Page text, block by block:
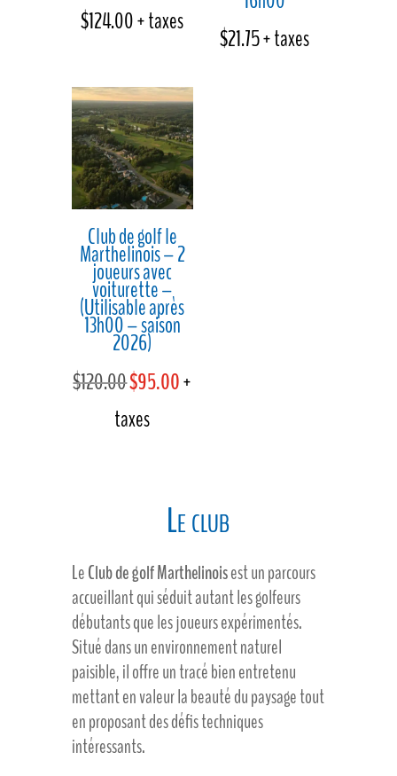
$124.00+ taxes
$21.75+ taxes
Club de golf le
Marthelinois – 2
joueurs avec
voiturette –
(Utilisable après
13h00 – saison
2026)
$120.00Le
prix
$120.00.
$95.00Le
$95.00.
+
taxes
Le club
LeClub de golf Marthelinoisest un parcours
accueillant qui séduit autant les golfeurs
débutants que les joueurs expérimentés.
Situé dans un environnement naturel
paisible, il offre un tracé bien entretenu
mettant en valeur la beauté du paysage tout
en proposant des défis techniques
intéressants.